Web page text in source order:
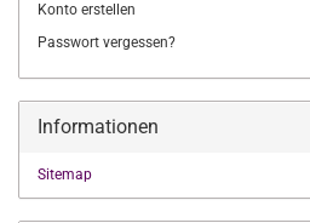
Konto erstellen
Passwort vergessen?
Informationen
Sitemap